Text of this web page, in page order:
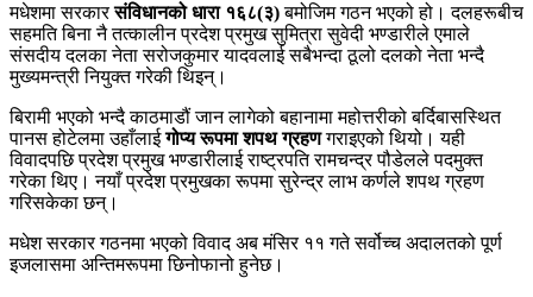
मधेशमा सरकारसंविधानको धारा १६८(३)बमोजिम गठन भएको हो। दलहरूबीच
सहमति बिना नै तत्कालीन प्रदेश प्रमुख सुमित्रा सुवेदी भण्डारीले एमाले
संसदीय दलका नेता सरोजकुमार यादवलाई सबैभन्दा ठूलो दलको नेता भन्दै
मुख्यमन्त्री नियुक्त गरेकी थिइन्।
बिरामी भएको भन्दै काठमाडौं जान लागेको बहानामा महोत्तरीको बर्दिबासस्थित
पानस होटेलमा उहाँलाईगोप्य रूपमा शपथ ग्रहणगराइएको थियो। यही
विवादपछि प्रदेश प्रमुख भण्डारीलाई राष्ट्रपति रामचन्द्र पौडेलले पदमुक्त
गरेका थिए। नयाँ प्रदेश प्रमुखका रूपमा सुरेन्द्र लाभ कर्णले शपथ ग्रहण
गरिसकेका छन्।
मधेश सरकार गठनमा भएको विवाद अब मंसिर ११ गते सर्वोच्च अदालतको पूर्ण
इजलासमा अन्तिमरूपमा छिनोफानो हुनेछ।